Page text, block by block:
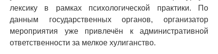
лексику в рамках психологической практики. По
данным государственных органов, организатор
мероприятия уже привлечён к административной
ответственности за мелкое хулиганство.